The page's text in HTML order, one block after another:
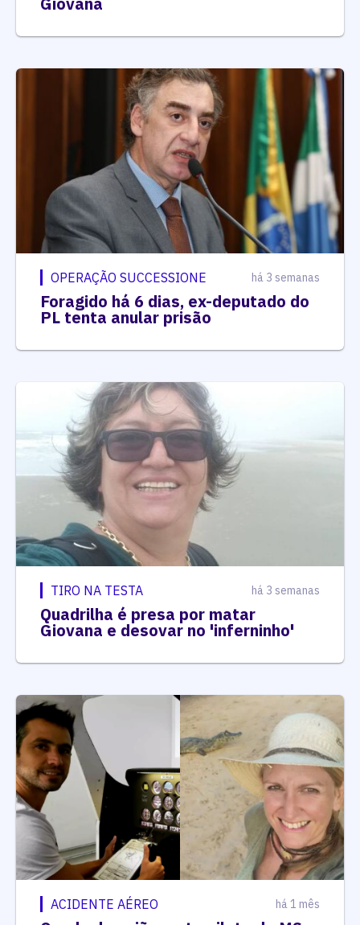
OPERAÇÃO SUCCESSIONE há 3 semanas
Foragido há 6 dias, ex-deputado do
PL tenta anular prisão
TIRO NA TESTA há 3 semanas
Quadrilha é presa por matar
Giovana e desovar no 'inferninho'
ACIDENTE AÉREO há 1 mês